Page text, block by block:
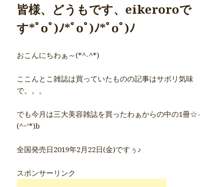
皆様、どうもです、eikeroroで
す*ﾟoﾟ)ﾉ*ﾟoﾟ)ﾉ*ﾟoﾟ)ﾉ
おこんにちわぁ～(*^-^*)
ここんとこ雑誌は買っていたものの記事はサボリ気味
で。。。
でも今月は三大美容雑誌を買ったわぁからの中の1冊☆-
(^ｰ’*)b
全国発売日2019年2月22日(金)ですぅ♪
スポンサーリンク